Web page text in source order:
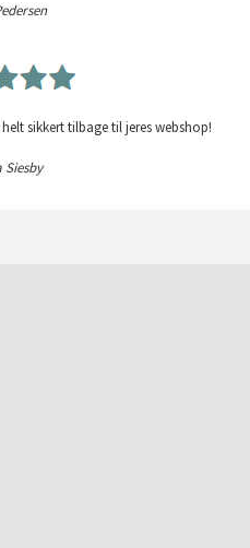
sikkert tilbage til jeres webshop!
Siesby